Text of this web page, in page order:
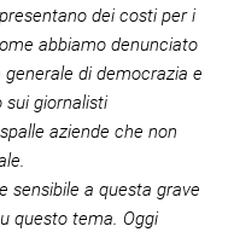
dei costi per i
abbiamo denunciato
di democrazia e
giornalisti
aziende che non
sensibile a questa grave
questo tema. Oggi